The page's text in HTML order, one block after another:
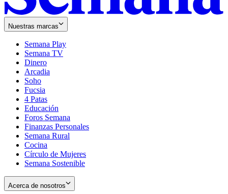
Nuestras marcas
Semana Play
Semana TV
Dinero
Arcadia
Soho
in
new
window
Fucsia
in
new
window
4 Patas
Educación
Foros Semana
Finanzas Personales
Semana Rural
Cocina
Círculo de Mujeres
Semana Sostenible
Acerca de nosotros